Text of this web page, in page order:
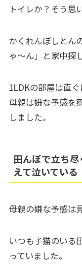
トイレか？そう思
かくれんぼしとん
ゃ～ん」と家中探
1LDKの部屋は直ぐ
母親は嫌な予感を
しました。
田んぼで立ち
えて泣いている
母親の嫌な予感は
いつも子猫のいる
っていました。